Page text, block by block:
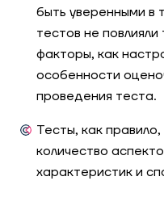
быть уверенными в
тестов не
факторы, как
особенности
проведения теста.
Тесты, как
количество
характеристик и